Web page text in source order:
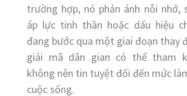
trường hợp, nó phản ánh nỗi nhớ,
áp lực tinh thần hoặc dấu hiệu
đang bước qua một giai đoạn thay
giải mã dân gian có thể tham
không nên tin tuyệt đối đến mức
cuộc sống.